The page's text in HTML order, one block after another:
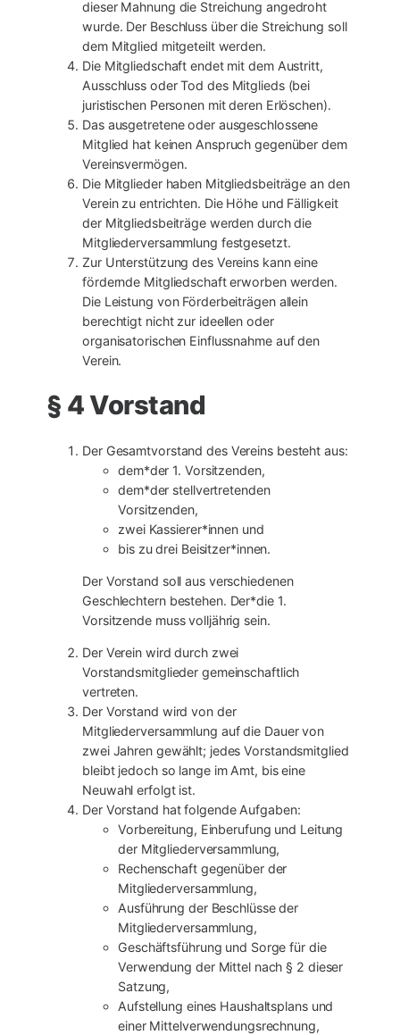
dieser Mahnung die Streichung angedroht
wurde. Der Beschluss über die Streichung soll
dem Mitglied mitgeteilt werden.
Die Mitgliedschaft endet mit dem Austritt,
Ausschluss oder Tod des Mitglieds (bei
juristischen Personen mit deren Erlöschen).
Das ausgetretene oder ausgeschlossene
Mitglied hat keinen Anspruch gegenüber dem
Vereinsvermögen.
Die Mitglieder haben Mitgliedsbeiträge an den
Verein zu entrichten. Die Höhe und Fälligkeit
der Mitgliedsbeiträge werden durch die
Mitgliederversammlung festgesetzt.
Zur Unterstützung des Vereins kann eine
fördernde Mitgliedschaft erworben werden.
Die Leistung von Förderbeiträgen allein
berechtigt nicht zur ideellen oder
organisatorischen Einflussnahme auf den
Verein.
§ 4 Vorstand
Der Gesamtvorstand des Vereins besteht aus:
dem*der 1. Vorsitzenden,
dem*der stellvertretenden
Vorsitzenden,
zwei Kassierer*innen und
bis zu drei Beisitzer*innen.
Der Vorstand soll aus verschiedenen
Geschlechtern bestehen. Der*die 1.
Vorsitzende muss volljährig sein.
Der Verein wird durch zwei
Vorstandsmitglieder gemeinschaftlich
vertreten.
Der Vorstand wird von der
Mitgliederversammlung auf die Dauer von
zwei Jahren gewählt; jedes Vorstandsmitglied
bleibt jedoch so lange im Amt, bis eine
Neuwahl erfolgt ist.
Der Vorstand hat folgende Aufgaben:
Vorbereitung, Einberufung und Leitung
der Mitgliederversammlung,
Rechenschaft gegenüber der
Mitgliederversammlung,
Ausführung der Beschlüsse der
Mitgliederversammlung,
Geschäftsführung und Sorge für die
Verwendung der Mittel nach § 2 dieser
Satzung,
Aufstellung eines Haushaltsplans und
einer Mittelverwendungsrechnung,